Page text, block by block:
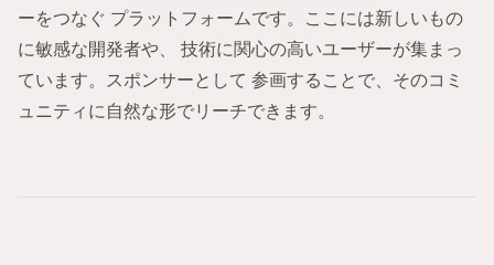
ーをつなぐ プラットフォームです。ここには新しいもの
に敏感な開発者や、 技術に関心の高いユーザーが集まっ
ています。スポンサーとして 参画することで、そのコミ
ュニティに自然な形でリーチできます。